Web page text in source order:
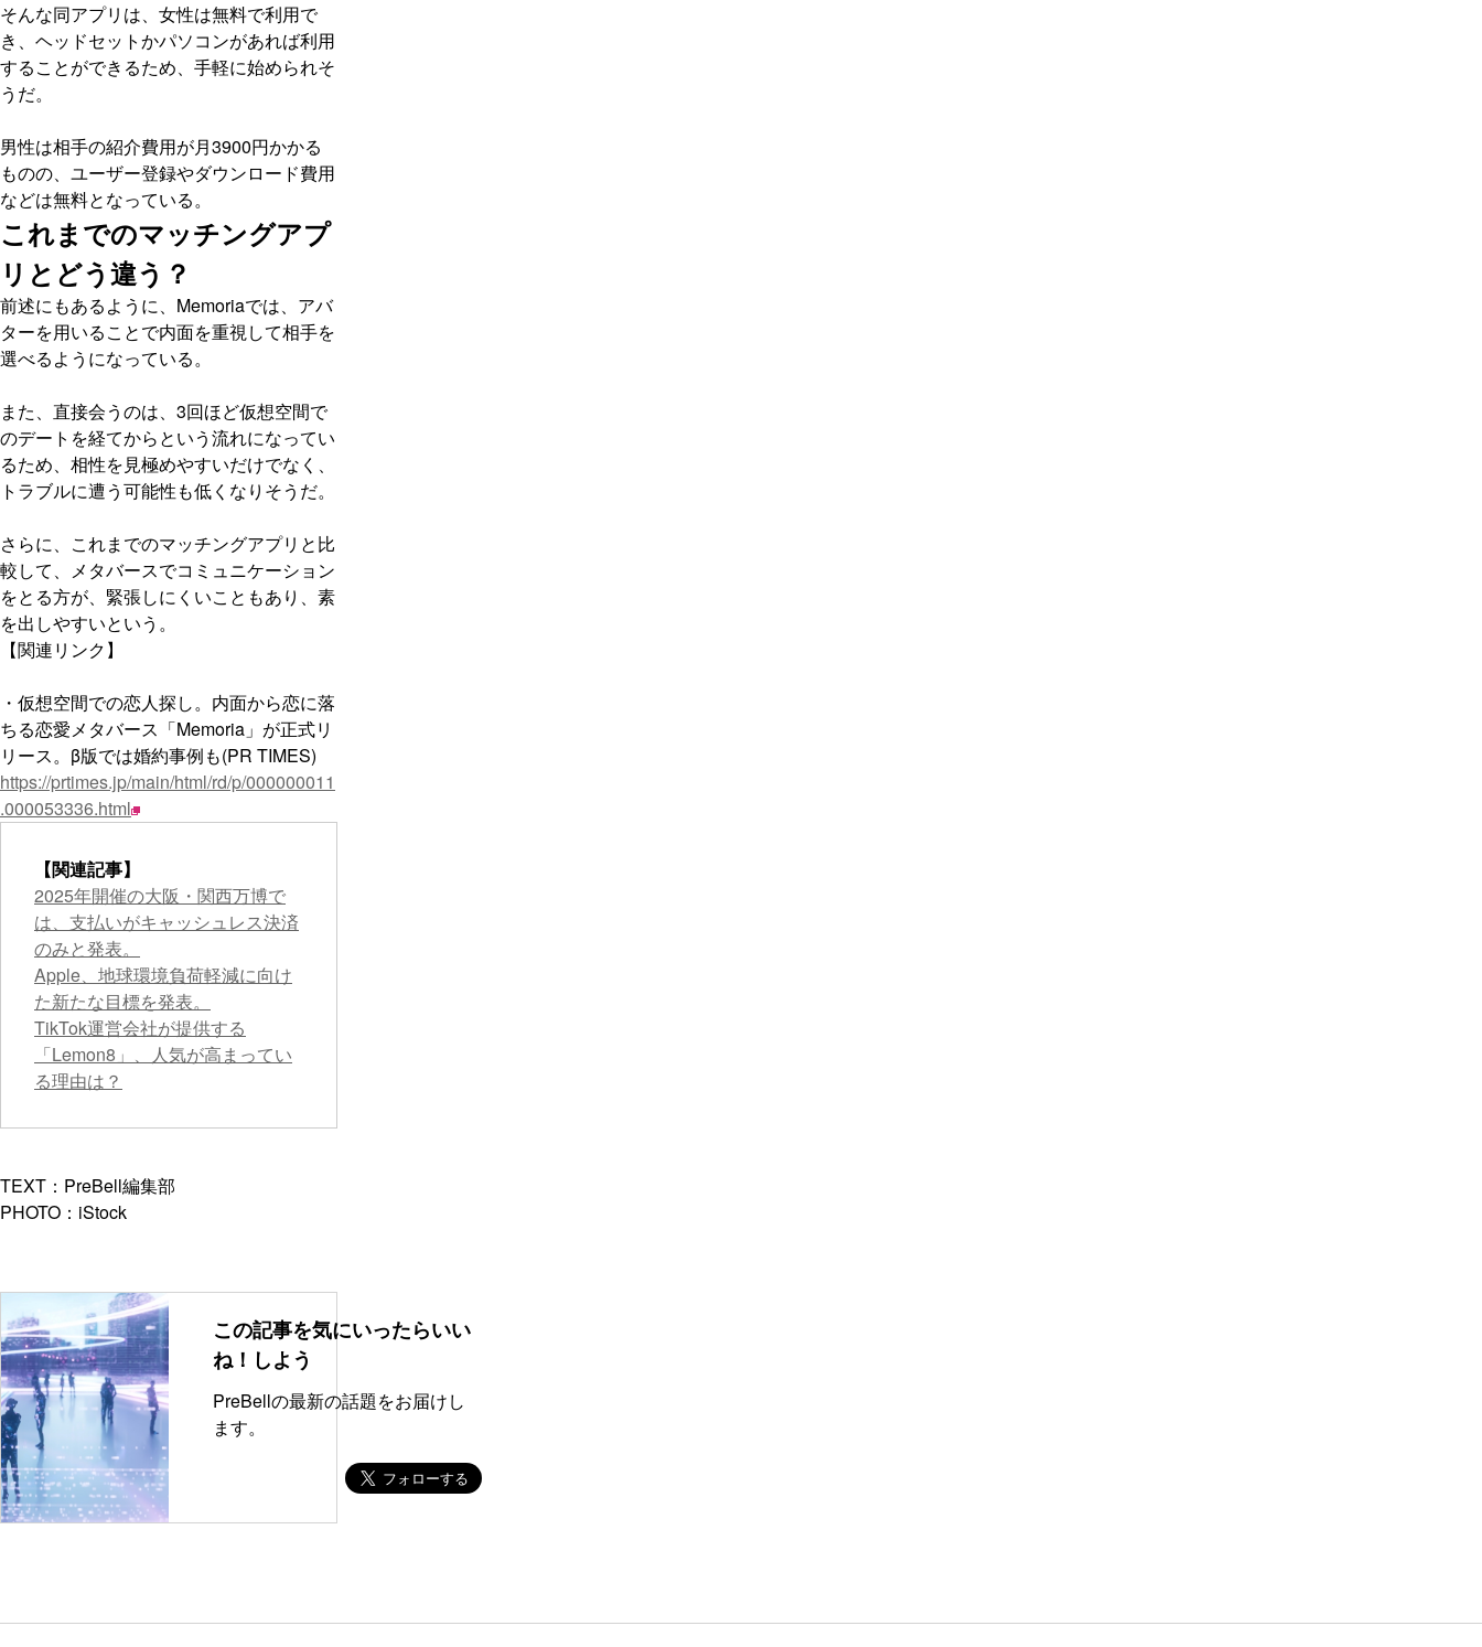
そんな同アプリは、女性は無料で利用で
き、ヘッドセットかパソコンがあれば利用
することができるため、手軽に始められそ
うだ。
男性は相手の紹介費用が月3900円かかる
ものの、ユーザー登録やダウンロード費用
などは無料となっている。
これまでのマッチングアプ
リとどう違う？
前述にもあるように、Memoriaでは、アバ
ターを用いることで内面を重視して相手を
選べるようになっている。
また、直接会うのは、3回ほど仮想空間で
のデートを経てからという流れになってい
るため、相性を見極めやすいだけでなく、
トラブルに遭う可能性も低くなりそうだ。
さらに、これまでのマッチングアプリと比
較して、メタバースでコミュニケーション
をとる方が、緊張しにくいこともあり、素
を出しやすいという。
【関連リンク】
・仮想空間での恋人探し。内面から恋に落
ちる恋愛メタバース「Memoria」が正式リ
リース。β版では婚約事例も(PR TIMES)
https://prtimes.jp/main/html/rd/p/000000011
.000053336.html
【関連記事】
2025年開催の大阪・関西万博で
は、支払いがキャッシュレス決済
のみと発表。
Apple、地球環境負荷軽減に向け
た新たな目標を発表。
TikTok運営会社が提供する
「Lemon8」、人気が高まってい
る理由は？
TEXT：PreBell編集部
PHOTO：iStock
この記事を気にいったらいい
ね！しよう
PreBellの最新の話題をお届けし
ます。